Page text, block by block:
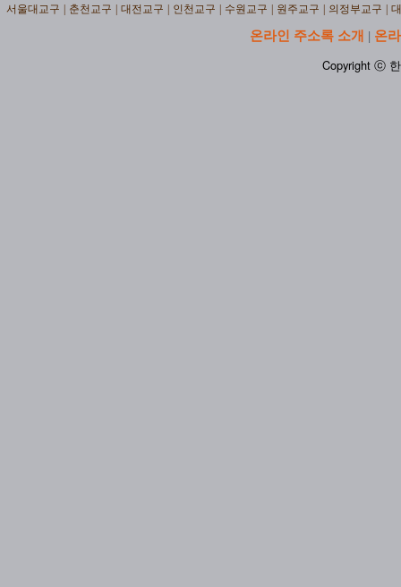
서울대교구 춘천교구 대전교구 인천교구 수원교구 원주교구 의정부교구
온라인 주소록 소개 | 온
Copyright ⓒ